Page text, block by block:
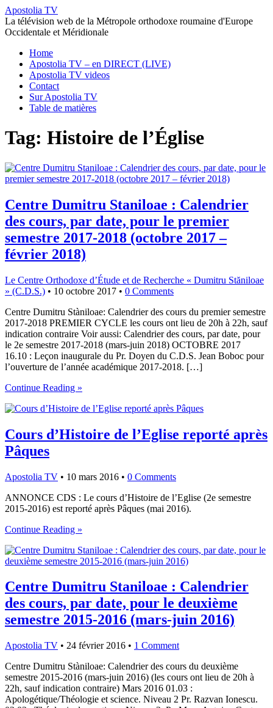
Apostolia TV
La télévision web de la Métropole orthodoxe roumaine d'Europe
Occidentale et Méridionale
Home
Apostolia TV – en DIRECT (LIVE)
Apostolia TV videos
Contact
Sur Apostolia TV
Table de matières
Tag: Histoire de l’Église
Centre Dumitru Staniloae : Calendrier
des cours, par date, pour le premier
semestre 2017-2018 (octobre 2017 –
février 2018)
Le Centre Orthodoxe d’Étude et de Recherche « Dumitru Stăniloae
» (C.D.S.) • 10 octobre 2017 • 0 Comments
Centre Dumitru Stàniloae: Calendrier des cours du premier semestre
2017-2018 PREMIER CYCLE les cours ont lieu de 20h à 22h, sauf
indication contraire Voir aussi: Calendrier des cours, par date, pour
le 2e semestre 2017-2018 (mars-juin 2018) OCTOBRE 2017
16.10 : Leçon inaugurale du Pr. Doyen du C.D.S. Jean Boboc pour
l’ouverture de l’année académique 2017-2018. […]
Continue Reading »
Cours d’Histoire de l’Eglise reporté après
Pâques
Apostolia TV • 10 mars 2016 • 0 Comments
ANNONCE CDS : Le cours d’Histoire de l’Eglise (2e semestre
2015-2016) est reporté après Pâques (mai 2016).
Continue Reading »
Centre Dumitru Staniloae : Calendrier
des cours, par date, pour le deuxième
semestre 2015-2016 (mars-juin 2016)
Apostolia TV • 24 février 2016 • 1 Comment
Centre Dumitru Stàniloae: Calendrier des cours du deuxième
semestre 2015-2016 (mars-juin 2016) (les cours ont lieu de 20h à
22h, sauf indication contraire) Mars 2016 01.03 :
Apologétique/Théologie et science. Niveau 2 Pr. Razvan Ionescu.